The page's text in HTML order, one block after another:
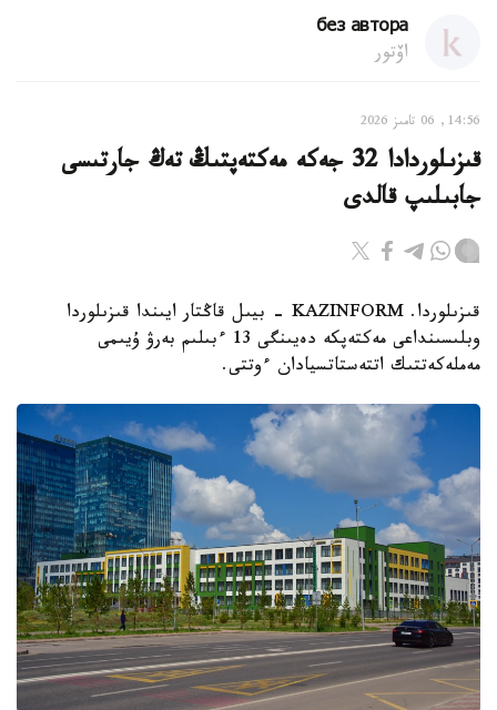
без автора
اۆتور
14:56, 06 تامىز 2026
قىزىلوردادا 32 جەكە مەكتەپتىڭ تەڭ جارتىسى
جابىلىپ قالدى
قىزىلوردا. KAZINFORM - بيىل قاڭتار ايىندا قىزىلوردا
وبلىسىنداعى مەكتەپكە دەيىنگى 13 ءبىلىم بەرۋ ۇيىمى
مەملەكەتتىك اتتەستاتسيادان ءوتتى.